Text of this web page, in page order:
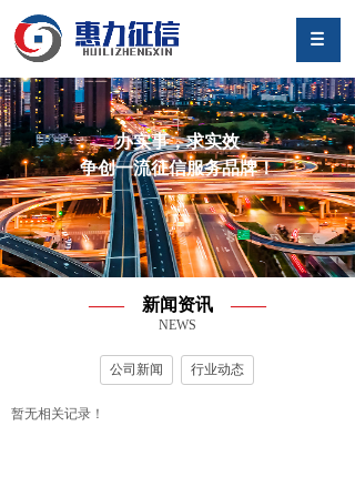
办实事，求实效
争创一流征信服务品牌！
—— 新闻资讯 ——
NEWS
公司新闻 行业动态
暂无相关记录！